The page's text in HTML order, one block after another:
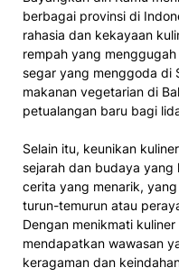
berbagai provinsi di
rahasia dan kekayaan
rempah yang
segar yang menggoda di
makanan vegetarian di
petualangan baru bagi
Selain itu, keunikan
sejarah dan budaya yang
cerita yang menarik,
turun-temurun atau
Dengan menikmati
mendapatkan wawasan
keragaman dan